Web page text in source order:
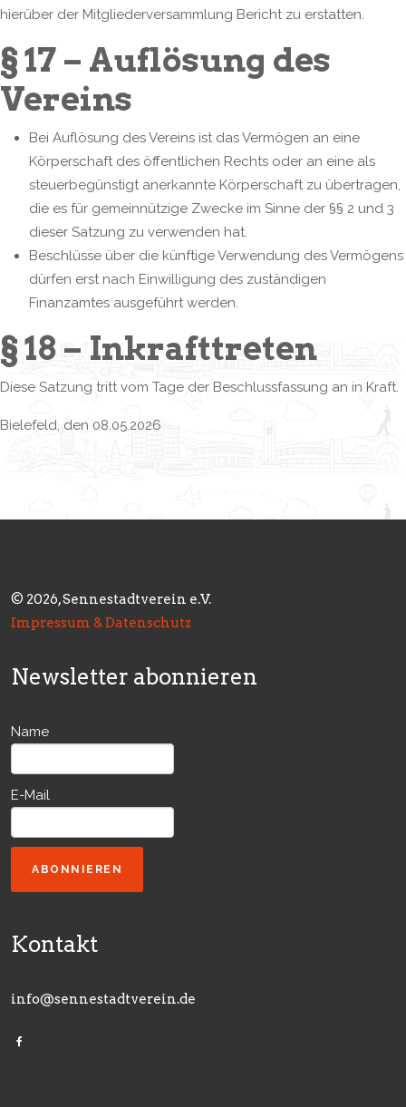
hierüber der Mitgliederversammlung Bericht zu erstatten.
§ 17 – Auflösung des
Vereins
Bei Auflösung des Vereins ist das Vermögen an eine
Körperschaft des öffentlichen Rechts oder an eine als
steuerbegünstigt anerkannte Körperschaft zu übertragen,
die es für gemeinnützige Zwecke im Sinne der §§ 2 und 3
dieser Satzung zu verwenden hat.
Beschlüsse über die künftige Verwendung des Vermögens
dürfen erst nach Einwilligung des zuständigen
Finanzamtes ausgeführt werden.
§ 18 – Inkrafttreten
Diese Satzung tritt vom Tage der Beschlussfassung an in Kraft.
Bielefeld, den 08.05.2026
© 2026, Sennestadtverein e.V.
Impressum & Datenschutz
Newsletter abonnieren
Name
E-Mail
ABONNIEREN
Kontakt
info@sennestadtverein.de